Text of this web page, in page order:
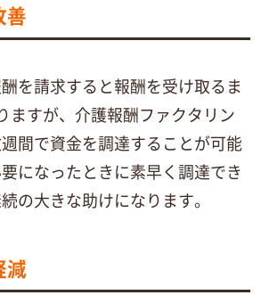
善
を請求すると報酬を受け取るま
ますが、介護報酬ファクタリン
間で資金を調達することが可能
になったときに素早く調達でき
の大きな助けになります。
減